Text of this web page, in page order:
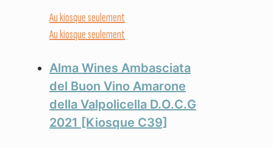
Au kiosque seulement
Au kiosque seulement
Alma Wines Ambasciata
del Buon Vino Amarone
della Valpolicella D.O.C.G
2021 [Kiosque C39]